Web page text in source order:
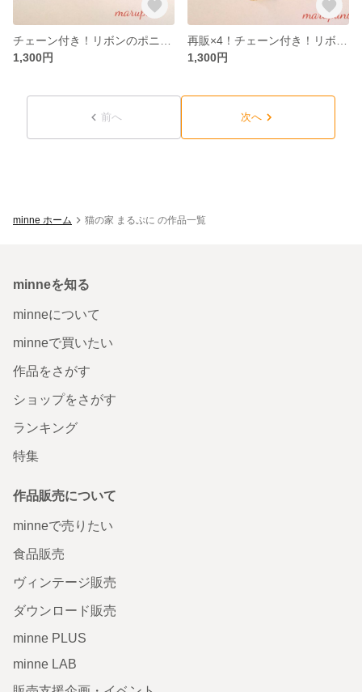
1,300円
1,300円
前へ 次へ
minne ホーム 猫の家 まるぷに の作品一覧
minneを知る
minneについて
minneで買いたい
作品をさがす
ショップをさがす
ランキング
特集
作品販売について
minneで売りたい
食品販売
ヴィンテージ販売
ダウンロード販売
minne PLUS
minne LAB